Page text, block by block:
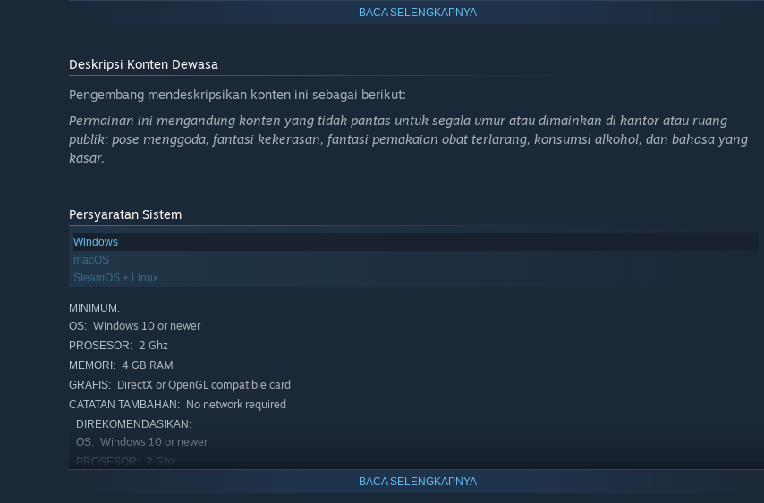
bukan, dia bukan semacam parodi dari Lilith. Dan jangan kamu berani mengatakan itu kepadanya; dia bisa menjadi
jahat semaunya. Tapi jangan khawatir, kamu memiliki banyak waktu untuk memahaminya dan tatapan baiknya
menunjukkan bagaimana sifat aslinya, itu jika kamu bisa melalui "siksaannya".
Tenang Max, suatu hari semua ini akan jadi milkmu.
mengungkap berbagai hal di dunia ini dan keindahan dari karakternya. Cobalah seluruh kombinasi pilihan, tapi ingat,
setiap pilihan akan berpengaruh kepada alur cerita dan akhir cerita!
Rahasia, Status, and Dadu Keberuntungan!
Gambar yang memanjakan!
petualangan Max di dunia lain.
Waspada! Mungkin ada sesuatu di tempat tidak terduga.
membantumu mengungkap dunia ini secara menyeluruh, dan kamu mungkin akan menemukan kisah yang sangat
rahasia!
Sebuah dunia lain yang belum pernah kamu lihat.
telinga.
BACA SELENGKAPNYA
Deskripsi Konten Dewasa
Pengembang mendeskripsikan konten ini sebagai berikut:
Permainan ini mengandung konten yang tidak pantas untuk segala umur atau dimainkan di kantor atau ruang
publik: pose menggoda, fantasi kekerasan, fantasi pemakaian obat terlarang, konsumsi alkohol, dan bahasa yang
kasar.
Persyaratan Sistem
Windows
macOS
SteamOS + Linux
MINIMUM:
OS: Windows 10 or newer
PROSESOR: 2 Ghz
MEMORI: 4 GB RAM
GRAFIS: DirectX or OpenGL compatible card
CATATAN TAMBAHAN: No network required
DIREKOMENDASIKAN:
OS: Windows 10 or newer
PROSESOR: 2 Ghz
BACA SELENGKAPNYA